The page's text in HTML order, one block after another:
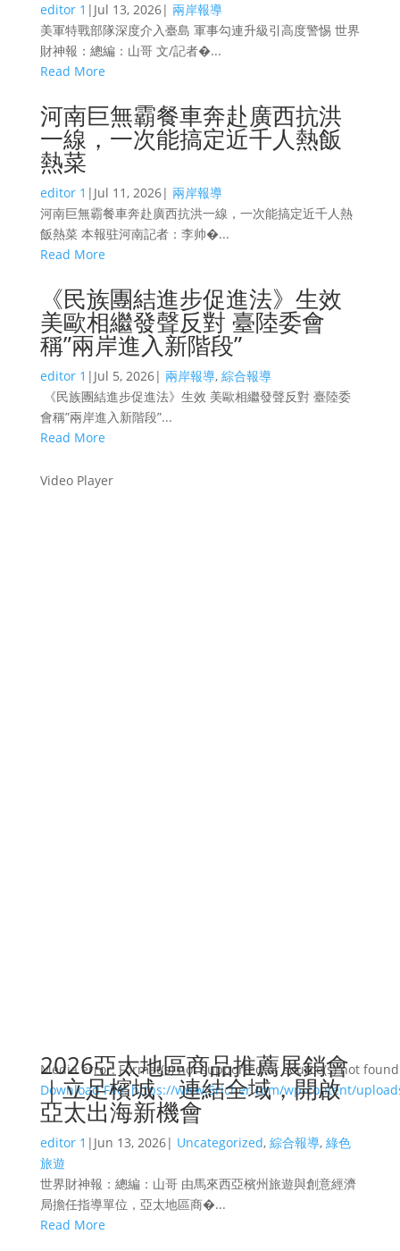
editor 1 | Jul 13, 2026| 兩岸報導
美軍特戰部隊深度介入臺島 軍事勾連升級引高度警惕 世界
財神報：總編：山哥 文/記者�...
Read More
河南巨無霸餐車奔赴廣西抗洪
一線，一次能搞定近千人熱飯
熱菜
editor 1 | Jul 11, 2026| 兩岸報導
河南巨無霸餐車奔赴廣西抗洪一線，一次能搞定近千人熱
飯熱菜 本報驻河南記者：李帅�...
Read More
《民族團結進步促進法》生效
美歐相繼發聲反對 臺陸委會
稱”兩岸進入新階段”
editor 1 | Jul 5, 2026| 兩岸報導, 綜合報導
《民族團結進步促進法》生效 美歐相繼發聲反對 臺陸委
會稱”兩岸進入新階段”...
Read More
Video Player
Media error: Format(s) not supported or source(s) not found
Download File: https://www.5richer.com/wp-content/
00:00
2026亞太地區商品推薦展銷會
｜立足檳城、連結全域，開啟
亞太出海新機會
editor 1 | Jun 13, 2026| Uncategorized, 綜合報導, 綠色
旅遊
世界財神報：總編：山哥 由馬來西亞檳州旅遊與創意經濟
局擔任指導單位，亞太地區商�...
Read More